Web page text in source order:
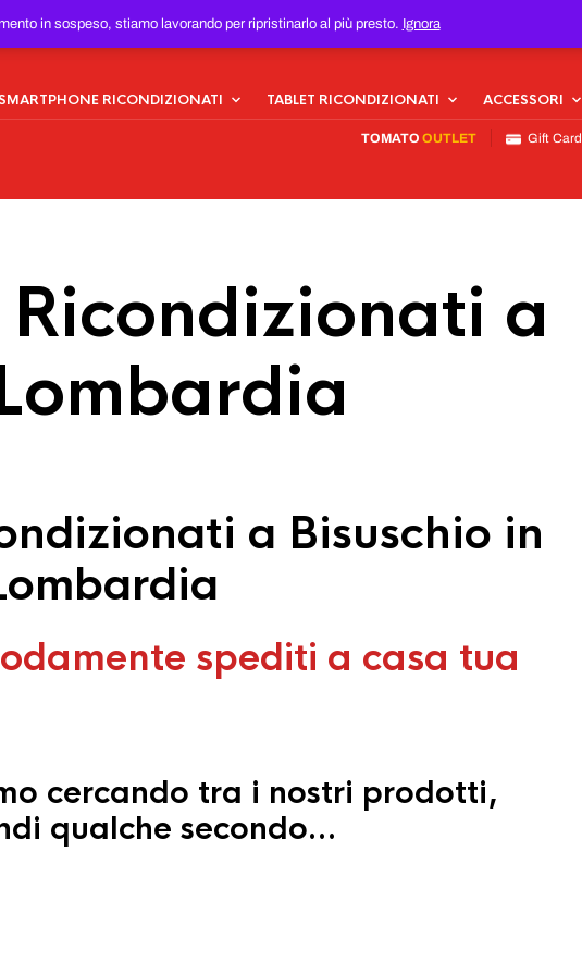
in sospeso, stiamo lavorando per ripristinarlo al più presto. Ignora
RICONDIZIONATI TABLET RICONDIZIONATI ACCESSORI
TOMATO OUTLET Gift Card
a
a Bisuschio in
spediti a casa tua
cercando tra i nostri prodotti,
qualche secondo…